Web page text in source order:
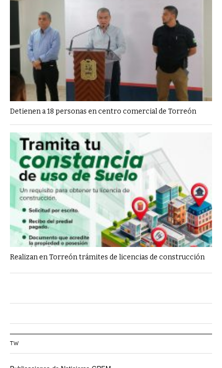
Detienen a 18 personas en centro comercial de Torreón
Realizan en Torreón trámites de licencias de construcción
TW